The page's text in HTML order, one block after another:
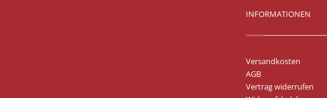
INFORMATIONEN
Versandkosten
AGB
Vertrag widerrufen